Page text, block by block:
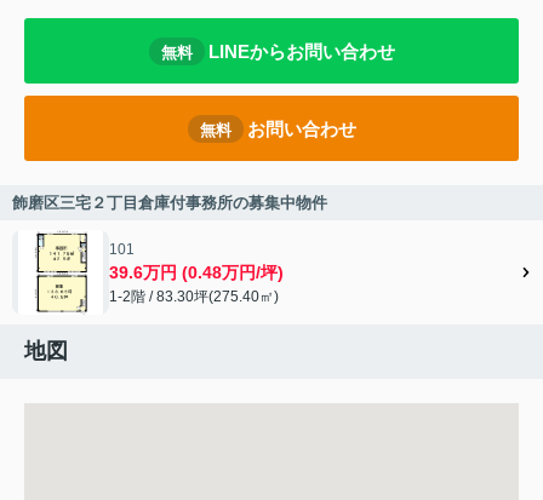
無料 LINEからお問い合わせ
無料 お問い合わせ
飾磨区三宅２丁目倉庫付事務所の募集中物件
101
39.6万円 (0.48万円/坪)
1-2階 / 83.30坪(275.40㎡)
地図